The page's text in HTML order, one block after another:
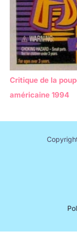
Critique de la
américaine 1994